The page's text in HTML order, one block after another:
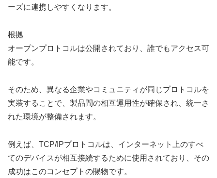
ーズに連携しやすくなります。
根拠
オープンプロトコルは公開されており、誰でもアクセス可
能です。
そのため、異なる企業やコミュニティが同じプロトコルを
実装することで、製品間の相互運用性が確保され、統一さ
れた環境が整備されます。
例えば、TCP/IPプロトコルは、インターネット上のすべ
てのデバイスが相互接続するために使用されており、その
成功はこのコンセプトの賜物です。